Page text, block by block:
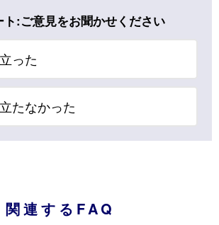
ト:ご意見をお聞かせください
った
たなかった
関連するFAQ